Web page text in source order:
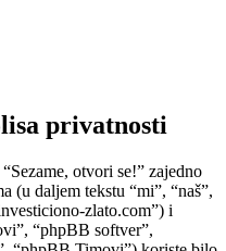
privatnosti
otvori se!” zajedno
(u daljem tekstu “mi”, “naš”,
zlato.com”) i
“phpBB softver”,